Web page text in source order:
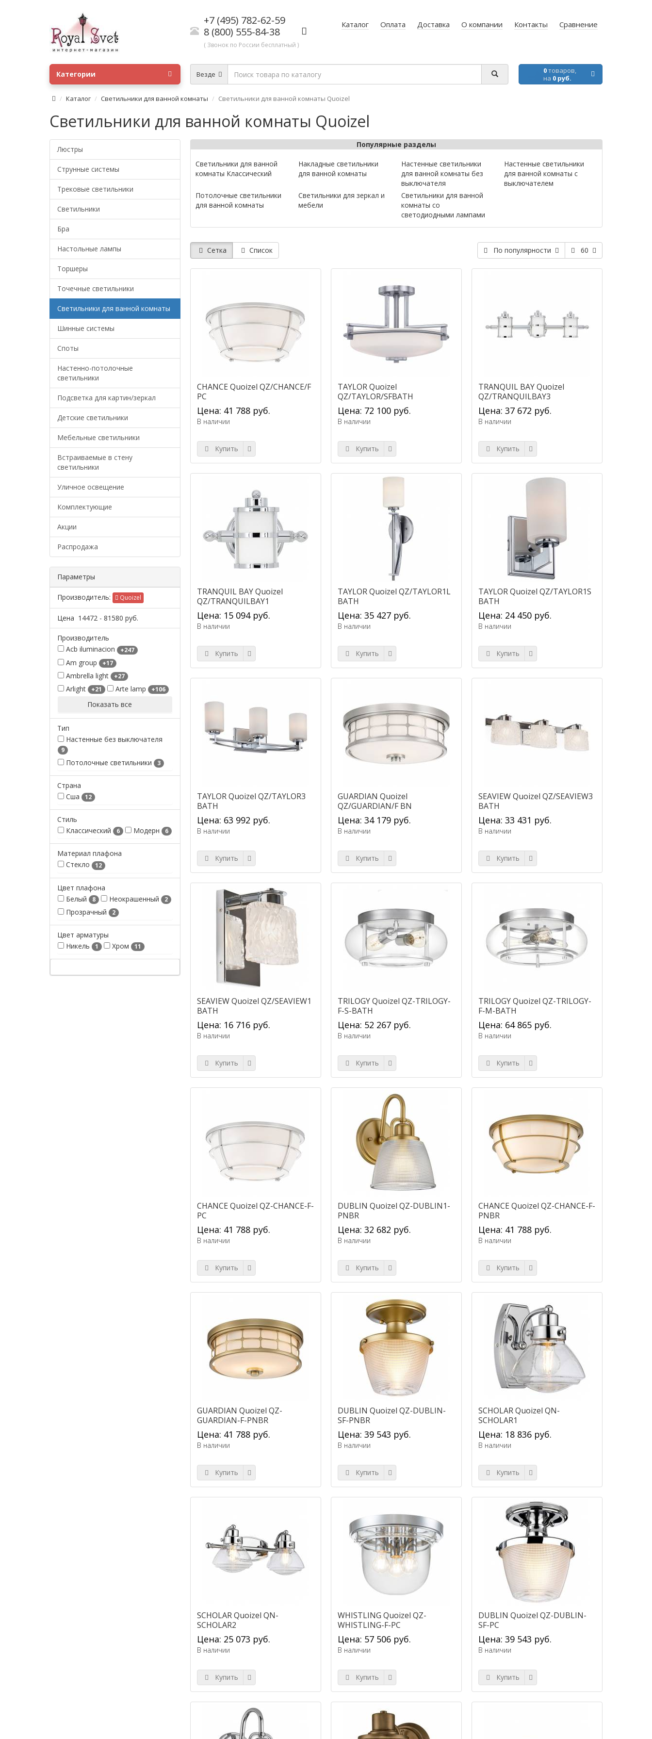
+7 (495) 782-62-59
8 (800) 555-84-38
( Звонок по России бесплатный )
Каталог Оплата Доставка О компании Контакты Сравнение
Везде 0товаров,
на 0 руб.
Категории
Каталог Светильники для ванной комнаты Светильники для ванной комнаты Quoizel
Светильники для ванной комнаты Quoizel
Люстры
Струнные системы
Трековые светильники
Светильники
Бра
Настольные лампы
Торшеры
Точечные светильники
Светильники для ванной комнаты
Шинные системы
Споты
Настенно-потолочные
светильники
Подсветка для картин/зеркал
Детские светильники
Мебельные светильники
Встраиваемые в стену
светильники
Уличное освещение
Комплектующие
Акции
Распродажа
Параметры
Производитель: Quoizel
Цена 14472 - 81580 руб.
Производитель
Acb iluminacion
+247
Am group +17
Ambrella light +27
Arlight +21 Arte lamp +106
Показать все
Тип
Настенные без выключателя
9
Потолочные светильники 3
Страна
Сша
12
Стиль
Классический
6 Модерн 6
Материал плафона
Стекло
12
Цвет плафона
Белый
8 Неокрашенный 2
Прозрачный 2
Цвет арматуры
Никель
1 Хром 11
Популярные разделы
Светильники для ванной
комнаты Классический
Накладные светильники
для ванной комнаты
Настенные светильники
для ванной комнаты без
выключателя
Настенные светильники
для ванной комнаты с
выключателем
Потолочные светильники
для ванной комнаты
Светильники для зеркал и
мебели
Светильники для ванной
комнаты со
светодиодными лампами
Сетка Список По популярности 60
CHANCE Quoizel QZ/CHANCE/F
PC
Цена: 41 788 руб.
В наличии
Купить
TAYLOR Quoizel
QZ/TAYLOR/SFBATH
Цена: 72 100 руб.
В наличии
Купить
TRANQUIL BAY Quoizel
QZ/TRANQUILBAY3
Цена: 37 672 руб.
В наличии
Купить
TRANQUIL BAY Quoizel
QZ/TRANQUILBAY1
Цена: 15 094 руб.
В наличии
Купить
TAYLOR Quoizel QZ/TAYLOR1L
BATH
Цена: 35 427 руб.
В наличии
Купить
TAYLOR Quoizel QZ/TAYLOR1S
BATH
Цена: 24 450 руб.
В наличии
Купить
TAYLOR Quoizel QZ/TAYLOR3
BATH
Цена: 63 992 руб.
В наличии
Купить
GUARDIAN Quoizel
QZ/GUARDIAN/F BN
Цена: 34 179 руб.
В наличии
Купить
SEAVIEW Quoizel QZ/SEAVIEW3
BATH
Цена: 33 431 руб.
В наличии
Купить
SEAVIEW Quoizel QZ/SEAVIEW1
BATH
Цена: 16 716 руб.
В наличии
Купить
TRILOGY Quoizel QZ-TRILOGY-
F-S-BATH
Цена: 52 267 руб.
В наличии
Купить
TRILOGY Quoizel QZ-TRILOGY-
F-M-BATH
Цена: 64 865 руб.
В наличии
Купить
CHANCE Quoizel QZ-CHANCE-F-
PC
Цена: 41 788 руб.
В наличии
Купить
DUBLIN Quoizel QZ-DUBLIN1-
PNBR
Цена: 32 682 руб.
В наличии
Купить
CHANCE Quoizel QZ-CHANCE-F-
PNBR
Цена: 41 788 руб.
В наличии
Купить
GUARDIAN Quoizel QZ-
GUARDIAN-F-PNBR
Цена: 41 788 руб.
В наличии
Купить
DUBLIN Quoizel QZ-DUBLIN-
SF-PNBR
Цена: 39 543 руб.
В наличии
Купить
SCHOLAR Quoizel QN-
SCHOLAR1
Цена: 18 836 руб.
В наличии
Купить
SCHOLAR Quoizel QN-
SCHOLAR2
Цена: 25 073 руб.
В наличии
Купить
WHISTLING Quoizel QZ-
WHISTLING-F-PC
Цена: 57 506 руб.
В наличии
Купить
DUBLIN Quoizel QZ-DUBLIN-
SF-PC
Цена: 39 543 руб.
В наличии
Купить